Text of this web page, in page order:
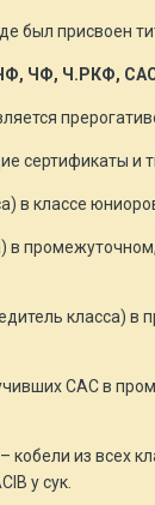
был присвоен
ЧФ, Ч.РКФ,
сертификаты и
в классе
класса)
САС в
из всех
у сук.